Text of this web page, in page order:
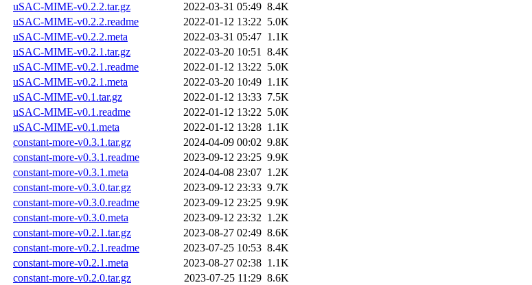
uSAC-MIME-v0.2.2.tar.gz
2022-03-31 05:49 8.4K
uSAC-MIME-v0.2.2.readme
2022-01-12 13:22 5.0K
uSAC-MIME-v0.2.2.meta
2022-03-31 05:47 1.1K
uSAC-MIME-v0.2.1.tar.gz
2022-03-20 10:51 8.4K
uSAC-MIME-v0.2.1.readme
2022-01-12 13:22 5.0K
uSAC-MIME-v0.2.1.meta
2022-03-20 10:49 1.1K
uSAC-MIME-v0.1.tar.gz
2022-01-12 13:33 7.5K
uSAC-MIME-v0.1.readme
2022-01-12 13:22 5.0K
uSAC-MIME-v0.1.meta
2022-01-12 13:28 1.1K
constant-more-v0.3.1.tar.gz
2024-04-09 00:02 9.8K
constant-more-v0.3.1.readme
2023-09-12 23:25 9.9K
constant-more-v0.3.1.meta
2024-04-08 23:07 1.2K
constant-more-v0.3.0.tar.gz
2023-09-12 23:33 9.7K
constant-more-v0.3.0.readme
2023-09-12 23:25 9.9K
constant-more-v0.3.0.meta
2023-09-12 23:32 1.2K
constant-more-v0.2.1.tar.gz
2023-08-27 02:49 8.6K
constant-more-v0.2.1.readme
2023-07-25 10:53 8.4K
constant-more-v0.2.1.meta
2023-08-27 02:38 1.1K
constant-more-v0.2.0.tar.gz
2023-07-25 11:29 8.6K